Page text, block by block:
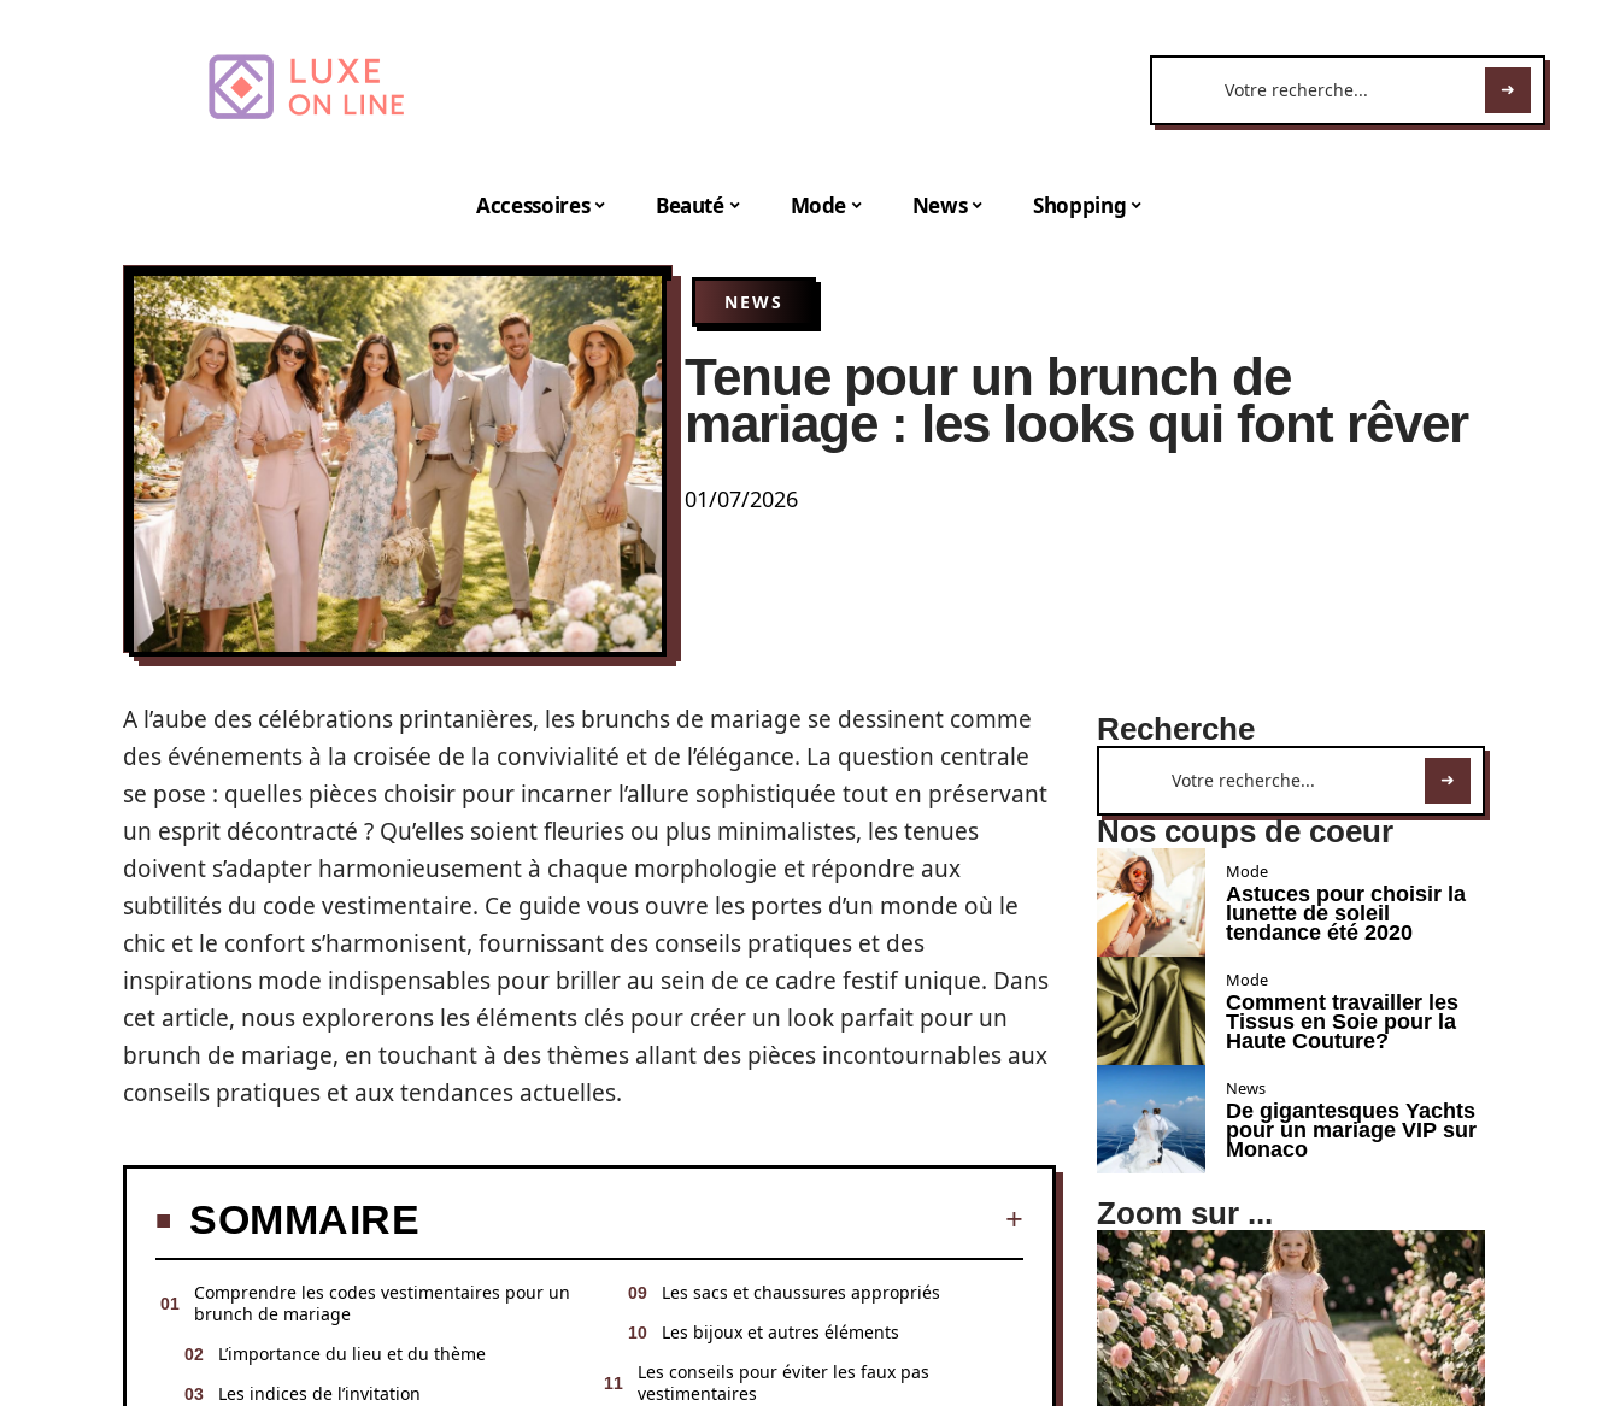
Accessoires Beauté Mode News Shopping
NEWS
Tenue pour un brunch de
mariage : les looks qui font rêver
01/07/2026
A l’aube des célébrations printanières, les brunchs de mariage se dessinent comme
des événements à la croisée de la convivialité et de l’élégance. La question centrale
se pose : quelles pièces choisir pour incarner l’allure sophistiquée tout en préservant
un esprit décontracté ? Qu’elles soient fleuries ou plus minimalistes, les tenues
doivent s’adapter harmonieusement à chaque morphologie et répondre aux
subtilités du code vestimentaire. Ce guide vous ouvre les portes d’un monde où le
chic et le confort s’harmonisent, fournissant des conseils pratiques et des
inspirations mode indispensables pour briller au sein de ce cadre festif unique. Dans
cet article, nous explorerons les éléments clés pour créer un look parfait pour un
brunch de mariage, en touchant à des thèmes allant des pièces incontournables aux
conseils pratiques et aux tendances actuelles.
SOMMAIRE
Comprendre les codes vestimentaires pour un
brunch de mariage
L’importance du lieu et du thème
Les indices de l’invitation
Les sacs et chaussures appropriés
Les bijoux et autres éléments
Les conseils pour éviter les faux pas
vestimentaires
Recherche
Nos coups de coeur
Mode
Astuces pour choisir la
lunette de soleil
tendance été 2020
Mode
Comment travailler les
Tissus en Soie pour la
Haute Couture?
News
De gigantesques Yachts
pour un mariage VIP sur
Monaco
Zoom sur ...